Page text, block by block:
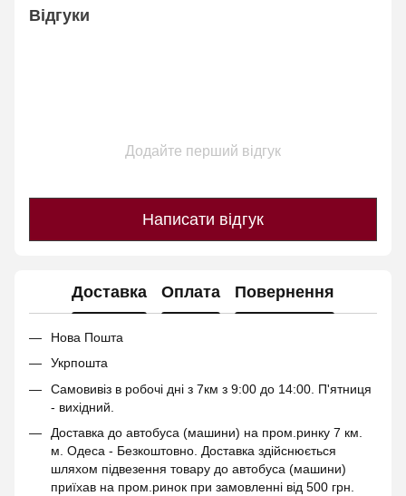
Відгуки
Додайте перший відгук
Написати відгук
Доставка Оплата Повернення
Нова Пошта
Укрпошта
Самовивіз в робочі дні з 7км з 9:00 до 14:00. П'ятниця
- вихідний.
Доставка до автобуса (машини) на пром.ринку 7 км.
м. Одеса - Безкоштовно. Доставка здійснюється
шляхом підвезення товару до автобуса (машини)
приїхав на пром.ринок при замовленні від 500 грн.